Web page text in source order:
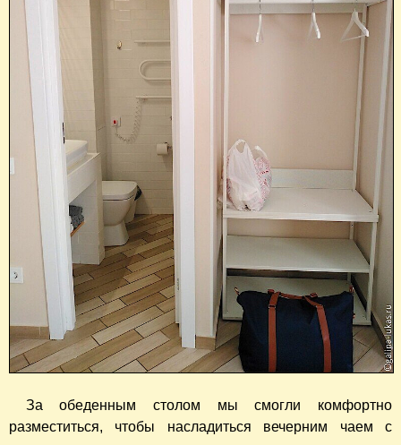
За обеденным столом мы смогли комфортно
разместиться, чтобы насладиться вечерним чаем с